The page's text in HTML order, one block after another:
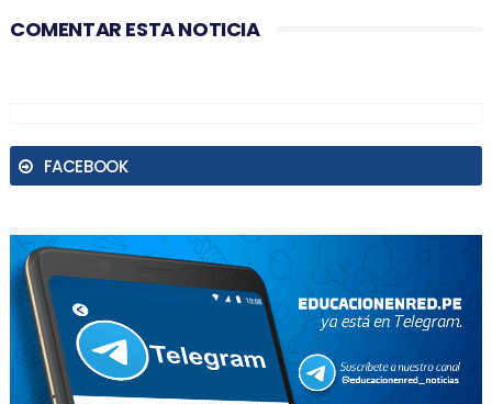
COMENTAR ESTA NOTICIA
FACEBOOK